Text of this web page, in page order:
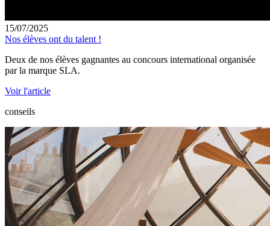
15/07/2025
Nos élèves ont du talent !
Deux de nos élèves gagnantes au concours international organisée
par la marque SLA.
Voir l'article
conseils